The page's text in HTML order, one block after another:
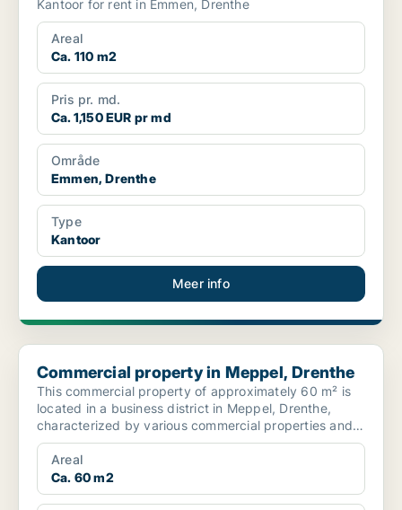
Kantoor for rent in Emmen, Drenthe
Areal
Ca. 110 m2
Pris pr. md.
Ca. 1,150 EUR pr md
Område
Emmen, Drenthe
Type
Kantoor
Meer info
Commercial property in Meppel, Drenthe
Commercial property in Meppel, Drenthe
This commercial property of approximately 60 m² is
located in a business district in Meppel, Drenthe,
characterized by various commercial properties and
serv...
Areal
Ca. 60 m2